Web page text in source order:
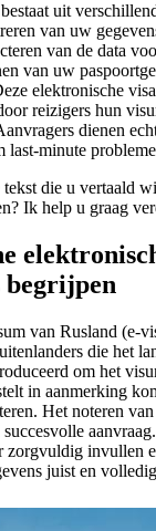
uit
van uw
van de data
van uw
elektronische
reizigers hun
dienen
last-minute
die u vertaald
Ik help u graag
begrijpen
van Rusland (e-
die het
om het
in aanmerking
Het noteren
zorgvuldig invullen
juist en